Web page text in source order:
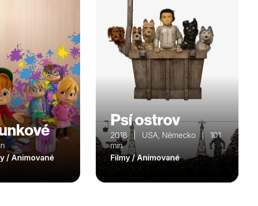
/ Animované
Psí ostrov
2018 | USA, Německo | 101
min
Filmy / Animované